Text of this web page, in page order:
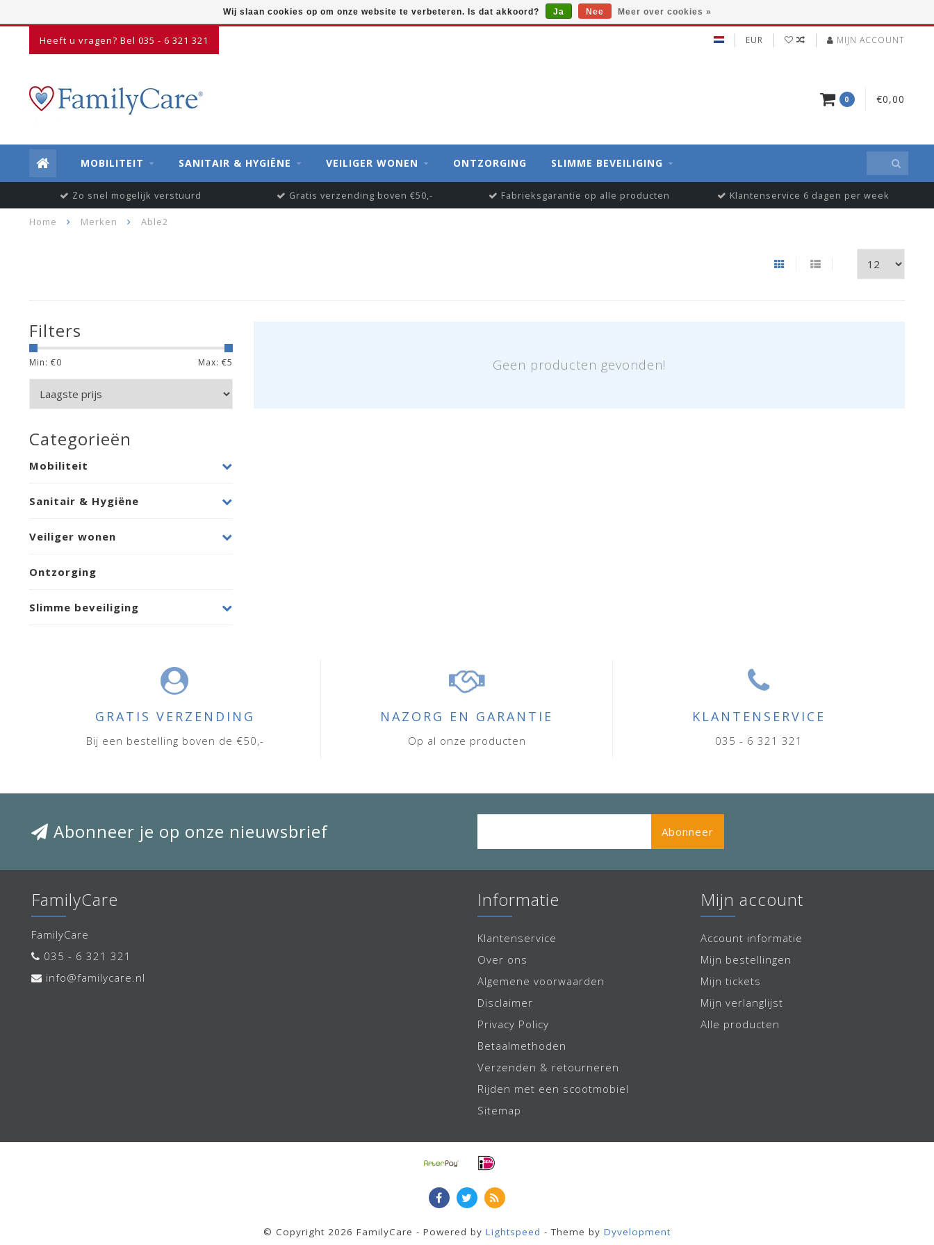
Heeft u vragen? Bel 035 - 6 321 321 EUR MIJN ACCOUNT
0 €0,00
MOBILITEIT SANITAIR & HYGIËNE VEILIGER WONEN ONTZORGING SLIMME BEVEILIGING
Zo snel mogelijk verstuurd Gratis verzending boven €50,- Fabrieksgarantie op alle producten Klantenservice 6 dagen per week
Home Merken Able2
Filters
Min: €0 Max: €5
Categorieën
Mobiliteit
Sanitair & Hygiëne
Veiliger wonen
Ontzorging
Slimme beveiliging
Geen producten gevonden!
Wij slaan cookies op om onze website te verbeteren. Is dat akkoord? Ja Nee Meer over cookies »
GRATIS VERZENDING
Bij een bestelling boven de €50,-
NAZORG EN GARANTIE
Op al onze producten
KLANTENSERVICE
035 - 6 321 321
Abonneer je op onze nieuwsbrief Abonneer
FamilyCare
FamilyCare
035 - 6 321 321
info@familycare.nl
Informatie
Klantenservice
Over ons
Algemene voorwaarden
Disclaimer
Privacy Policy
Betaalmethoden
Verzenden & retourneren
Rijden met een scootmobiel
Sitemap
Mijn account
Account informatie
Mijn bestellingen
Mijn tickets
Mijn verlanglijst
Alle producten
© Copyright 2026 FamilyCare - Powered by Lightspeed - Theme by Dyvelopment